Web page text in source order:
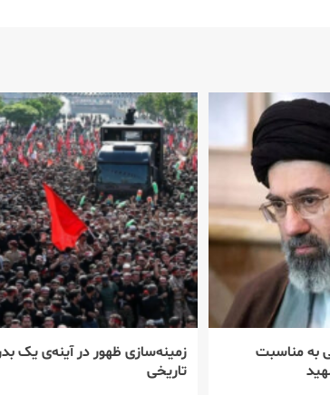
به مناسبت
زمینه‌سازی ظهور در آینه‌ی یک
تاریخی